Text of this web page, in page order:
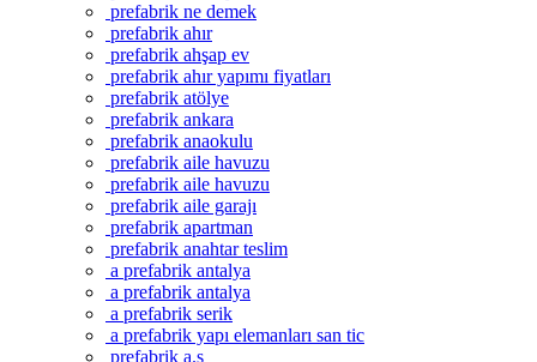
prefabrik ne demek
prefabrik ahır
prefabrik ahşap ev
prefabrik ahır yapımı fiyatları
prefabrik atölye
prefabrik ankara
prefabrik anaokulu
prefabrik aile havuzu
prefabrik aile havuzu
prefabrik aile garajı
prefabrik apartman
prefabrik anahtar teslim
a prefabrik antalya
a prefabrik antalya
a prefabrik serik
a prefabrik yapı elemanları san tic
prefabrik a.ş